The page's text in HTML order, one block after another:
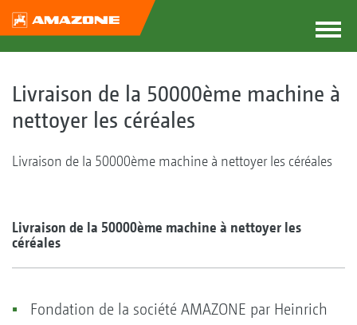
Livraison de la 50000ème machine à
nettoyer les céréales
Livraison de la 50000ème machine à nettoyer les céréales
Livraison de la 50000ème machine à nettoyer les
céréales
Fondation de la société AMAZONE par Heinrich